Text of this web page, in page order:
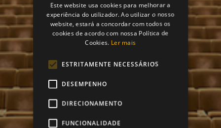
Este website usa cookies para melhorar a
experiência do utilizador. Ao utilizar o nosso
website, estará a concordar com todos os
cookies de acordo com nossa Política de
Cookies. Ler mais
ESTRITAMENTE NECESSÁRIOS
DESEMPENHO
DIRECIONAMENTO
FUNCIONALIDADE